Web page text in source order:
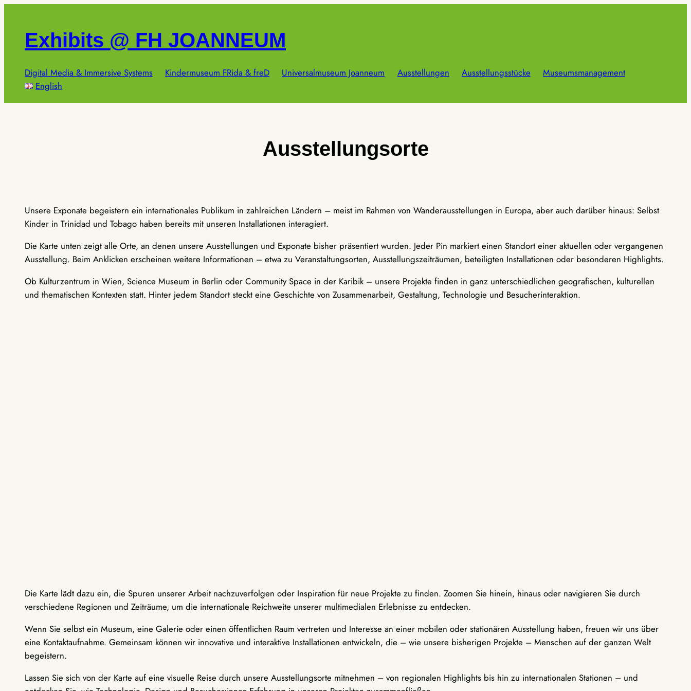
springenExhibits @ FH JOANNEUM
Digital Media & Immersive Systems Kindermuseum FRida & freD Universalmuseum Joanneum Ausstellungen Ausstellungsstücke
Museumsmanagement
English
Ausstellungsorte
Unsere Exponate begeistern ein internationales Publikum in zahlreichen Ländern – meist im Rahmen von Wanderausstellungen in Europa, aber auch darüber hinaus: Selbst
Kinder in Trinidad und Tobago haben bereits mit unseren Installationen interagiert.
Die Karte unten zeigt alle Orte, an denen unsere Ausstellungen und Exponate bisher präsentiert wurden. Jeder Pin markiert einen Standort einer aktuellen oder vergangenen
Ausstellung. Beim Anklicken erscheinen weitere Informationen – etwa zu Veranstaltungsorten, Ausstellungszeiträumen, beteiligten Installationen oder besonderen Highlights.
Ob Kulturzentrum in Wien, Science Museum in Berlin oder Community Space in der Karibik – unsere Projekte finden in ganz unterschiedlichen geografischen, kulturellen
und thematischen Kontexten statt. Hinter jedem Standort steckt eine Geschichte von Zusammenarbeit, Gestaltung, Technologie und Besucherinteraktion.
Die Karte lädt dazu ein, die Spuren unserer Arbeit nachzuverfolgen oder Inspiration für neue Projekte zu finden. Zoomen Sie hinein, hinaus oder navigieren Sie durch
verschiedene Regionen und Zeiträume, um die internationale Reichweite unserer multimedialen Erlebnisse zu entdecken.
Wenn Sie selbst ein Museum, eine Galerie oder einen öffentlichen Raum vertreten und Interesse an einer mobilen oder stationären Ausstellung haben, freuen wir uns über
eine Kontaktaufnahme. Gemeinsam können wir innovative und interaktive Installationen entwickeln, die – wie unsere bisherigen Projekte – Menschen auf der ganzen Welt
begeistern.
Lassen Sie sich von der Karte auf eine visuelle Reise durch unsere Ausstellungsorte mitnehmen – von regionalen Highlights bis hin zu internationalen Stationen – und